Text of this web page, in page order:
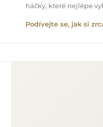
háčky, které nejlépe
Podívejte se, jak si